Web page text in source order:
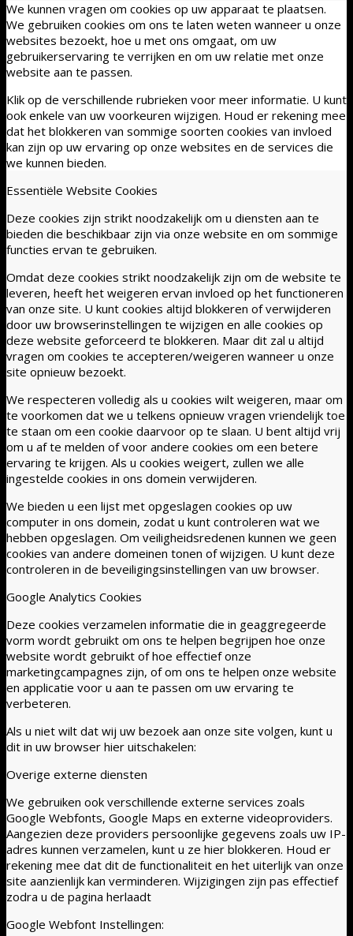
We kunnen vragen om cookies op uw apparaat te plaatsen.
We gebruiken cookies om ons te laten weten wanneer u onze
websites bezoekt, hoe u met ons omgaat, om uw
gebruikerservaring te verrijken en om uw relatie met onze
website aan te passen.
Klik op de verschillende rubrieken voor meer informatie. U kunt
ook enkele van uw voorkeuren wijzigen. Houd er rekening mee
dat het blokkeren van sommige soorten cookies van invloed
kan zijn op uw ervaring op onze websites en de services die
we kunnen bieden.
Essentiële Website Cookies
Deze cookies zijn strikt noodzakelijk om u diensten aan te
bieden die beschikbaar zijn via onze website en om sommige
functies ervan te gebruiken.
Omdat deze cookies strikt noodzakelijk zijn om de website te
leveren, heeft het weigeren ervan invloed op het functioneren
van onze site. U kunt cookies altijd blokkeren of verwijderen
door uw browserinstellingen te wijzigen en alle cookies op
deze website geforceerd te blokkeren. Maar dit zal u altijd
vragen om cookies te accepteren/weigeren wanneer u onze
site opnieuw bezoekt.
We respecteren volledig als u cookies wilt weigeren, maar om
te voorkomen dat we u telkens opnieuw vragen vriendelijk toe
te staan om een cookie daarvoor op te slaan. U bent altijd vrij
om u af te melden of voor andere cookies om een betere
ervaring te krijgen. Als u cookies weigert, zullen we alle
ingestelde cookies in ons domein verwijderen.
We bieden u een lijst met opgeslagen cookies op uw
computer in ons domein, zodat u kunt controleren wat we
hebben opgeslagen. Om veiligheidsredenen kunnen we geen
cookies van andere domeinen tonen of wijzigen. U kunt deze
controleren in de beveiligingsinstellingen van uw browser.
Google Analytics Cookies
Deze cookies verzamelen informatie die in geaggregeerde
vorm wordt gebruikt om ons te helpen begrijpen hoe onze
website wordt gebruikt of hoe effectief onze
marketingcampagnes zijn, of om ons te helpen onze website
en applicatie voor u aan te passen om uw ervaring te
verbeteren.
Als u niet wilt dat wij uw bezoek aan onze site volgen, kunt u
dit in uw browser hier uitschakelen:
Overige externe diensten
We gebruiken ook verschillende externe services zoals
Google Webfonts, Google Maps en externe videoproviders.
Aangezien deze providers persoonlijke gegevens zoals uw IP-
adres kunnen verzamelen, kunt u ze hier blokkeren. Houd er
rekening mee dat dit de functionaliteit en het uiterlijk van onze
site aanzienlijk kan verminderen. Wijzigingen zijn pas effectief
zodra u de pagina herlaadt
Google Webfont Instellingen: